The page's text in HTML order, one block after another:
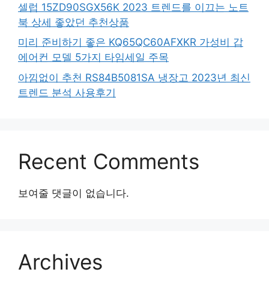
셀럽 15ZD90SGX56K 2023 트렌드를 이끄는 노트
북 상세 좋았던 추천상품
미리 준비하기 좋은 KQ65QC60AFXKR 가성비 갑
에어컨 모델 5가지 타임세일 주목
아낌없이 추천 RS84B5081SA 냉장고 2023년 최신
트렌드 분석 사용후기
Recent Comments
보여줄 댓글이 없습니다.
Archives